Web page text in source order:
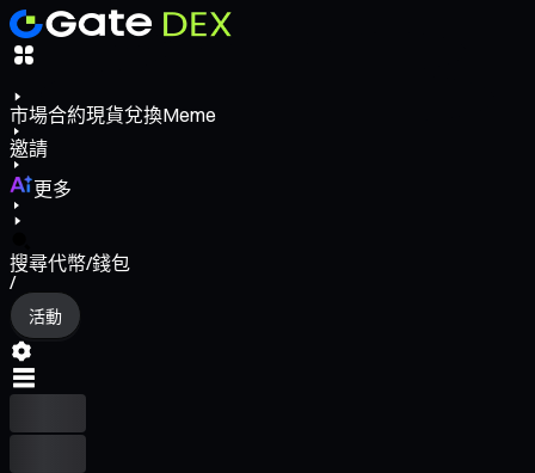
市場合約現貨兌換Meme
邀請
更多
搜尋代幣/錢包
/
活動